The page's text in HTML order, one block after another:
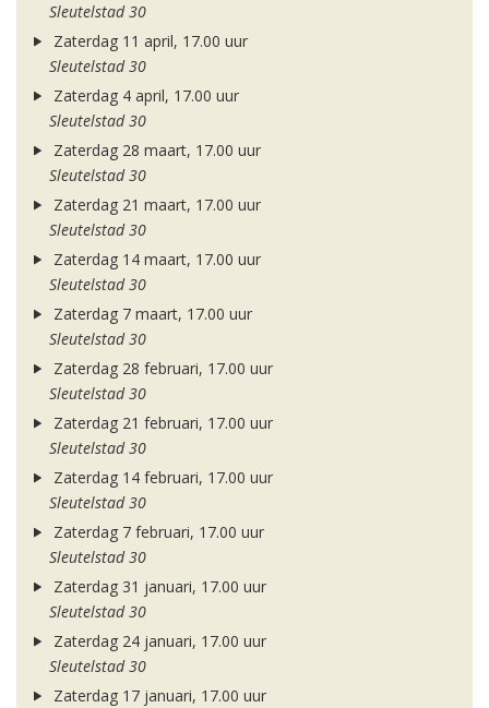
Sleutelstad 30
Zaterdag 11 april, 17.00 uur
Sleutelstad 30
Zaterdag 4 april, 17.00 uur
Sleutelstad 30
Zaterdag 28 maart, 17.00 uur
Sleutelstad 30
Zaterdag 21 maart, 17.00 uur
Sleutelstad 30
Zaterdag 14 maart, 17.00 uur
Sleutelstad 30
Zaterdag 7 maart, 17.00 uur
Sleutelstad 30
Zaterdag 28 februari, 17.00 uur
Sleutelstad 30
Zaterdag 21 februari, 17.00 uur
Sleutelstad 30
Zaterdag 14 februari, 17.00 uur
Sleutelstad 30
Zaterdag 7 februari, 17.00 uur
Sleutelstad 30
Zaterdag 31 januari, 17.00 uur
Sleutelstad 30
Zaterdag 24 januari, 17.00 uur
Sleutelstad 30
Zaterdag 17 januari, 17.00 uur